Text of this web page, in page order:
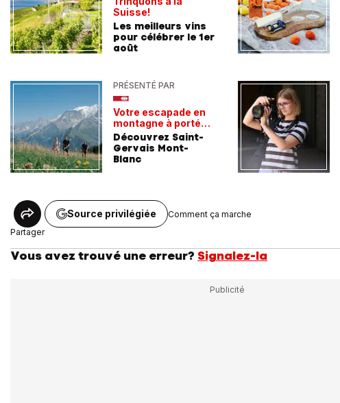
Suisse!
Les meilleurs vins
pour célébrer le 1er
août
PRÉSENTÉ PAR
Votre escapade en
montagne à portée
de train
Découvrez Saint-
Gervais Mont-
Blanc
Partager
Source privilégiée Comment ça marche
Vous avez trouvé une erreur? Signalez-la